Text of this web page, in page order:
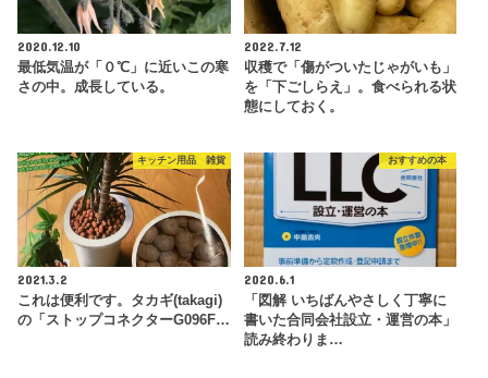
2020.12.10
最低気温が「０℃」に近いこの寒
さの中。成長している。
2022.7.12
収穫で「傷がついたじゃがいも」
を「下ごしらえ」。食べられる状
態にしておく。
キッチン用品 雑貨
2021.3.2
これは便利です。タカギ(takagi)
の「ストップコネクターG096F…
おすすめの本
2020.6.1
「図解 いちばんやさしく丁寧に
書いた合同会社設立・運営の本」
読み終わりま…